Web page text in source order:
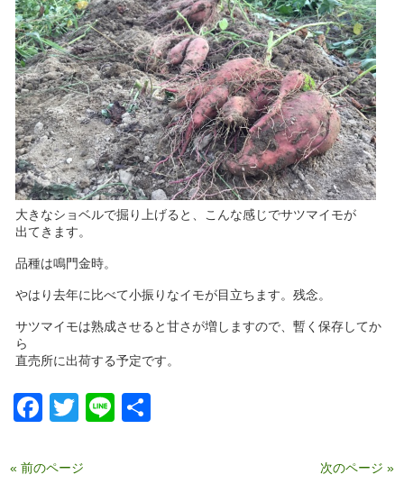
大きなショベルで掘り上げると、こんな感じでサツマイモが
出てきます。
品種は鳴門金時。
やはり去年に比べて小振りなイモが目立ちます。残念。
サツマイモは熟成させると甘さが増しますので、暫く保存してか
ら
直売所に出荷する予定です。
Facebook
Twitter
Line
« 前のページ 次のページ »